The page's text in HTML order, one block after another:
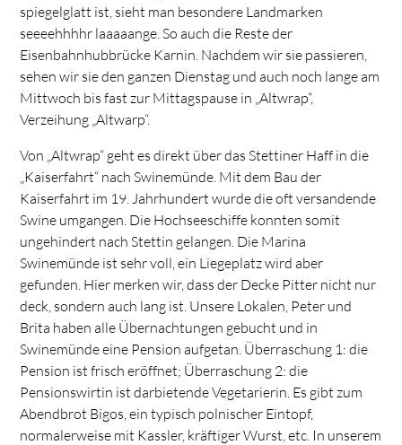
spiegelglatt ist, sieht man besondere Landmarken
seeeehhhhr laaaaange. So auch die Reste der
Eisenbahnhubbrücke Karnin. Nachdem wir sie passieren,
sehen wir sie den ganzen Dienstag und auch noch lange am
Mittwoch bis fast zur Mittagspause in „Altwrap“,
Verzeihung „Altwarp“.
Von „Altwrap“ geht es direkt über das Stettiner Haff in die
„Kaiserfahrt“ nach Swinemünde. Mit dem Bau der
Kaiserfahrt im 19. Jahrhundert wurde die oft versandende
Swine umgangen. Die Hochseeschiffe konnten somit
ungehindert nach Stettin gelangen. Die Marina
Swinemünde ist sehr voll, ein Liegeplatz wird aber
gefunden. Hier merken wir, dass der Decke Pitter nicht nur
deck, sondern auch lang ist. Unsere Lokalen, Peter und
Brita haben alle Übernachtungen gebucht und in
Swinemünde eine Pension aufgetan. Überraschung 1: die
Pension ist frisch eröffnet; Überraschung 2: die
Pensionswirtin ist darbietende Vegetarierin. Es gibt zum
Abendbrot Bigos, ein typisch polnischer Eintopf,
normalerweise mit Kassler, kräftiger Wurst, etc. In unserem